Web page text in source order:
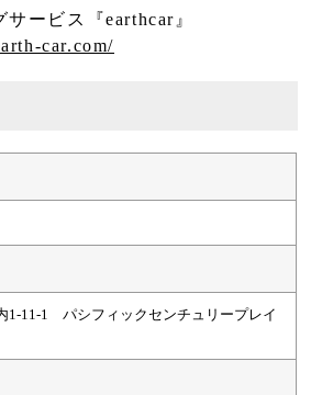
ービス『earthcar』
car.com/
1-11-1 パシフィックセンチュリープレイ